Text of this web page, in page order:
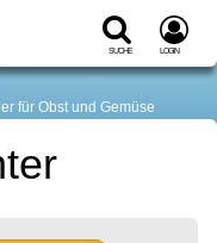
Suche Login
für Obst und Gemüse